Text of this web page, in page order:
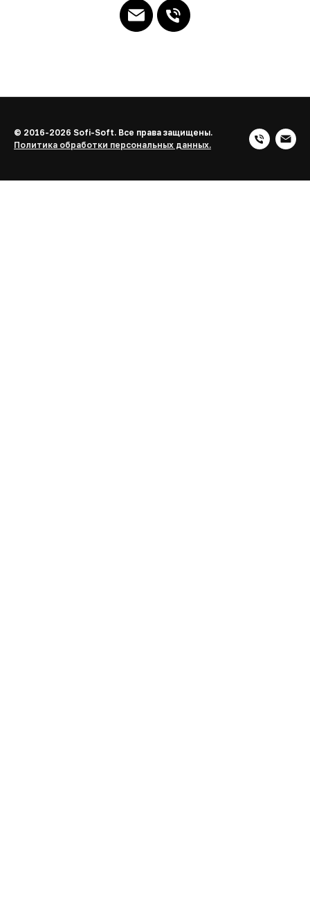
© 2016-2026 Sofi-Soft. Все права защищены.
Политика обработки персональных данных.